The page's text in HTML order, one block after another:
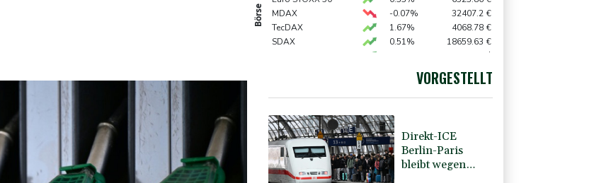
Selenskyj erstmals seit Beginn von Ukraine-Krieg nach Serbien gereist
US-Berufungsgericht bestätigt Aussetzung von Trumps umstrittenen Ballsaal-Plänen
Börse
MDAX
-0.07% 32407.2 €
TecDAX
1.67% 4068.78 €
SDAX
0.51% 18659.63 €
$
26319.45 €
1.1571 $
VORGESTELLT
Direkt-ICE
Berlin-Paris
bleibt wegen